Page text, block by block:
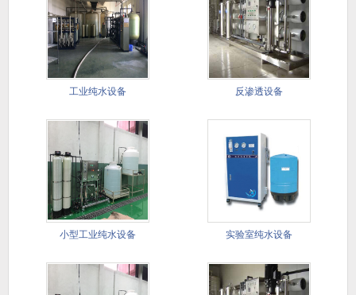
工业纯水设备 反渗透设备
小型工业纯水设备 实验室纯水设备